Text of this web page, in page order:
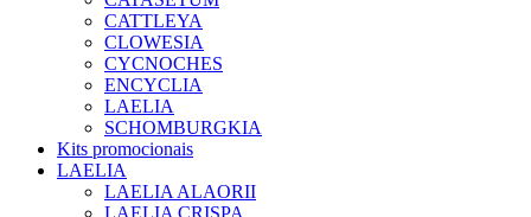
CATTLEYA
CLOWESIA
CYCNOCHES
ENCYCLIA
LAELIA
SCHOMBURGKIA
Kits promocionais
LAELIA
LAELIA ALAORII
LAELIA CRISPA